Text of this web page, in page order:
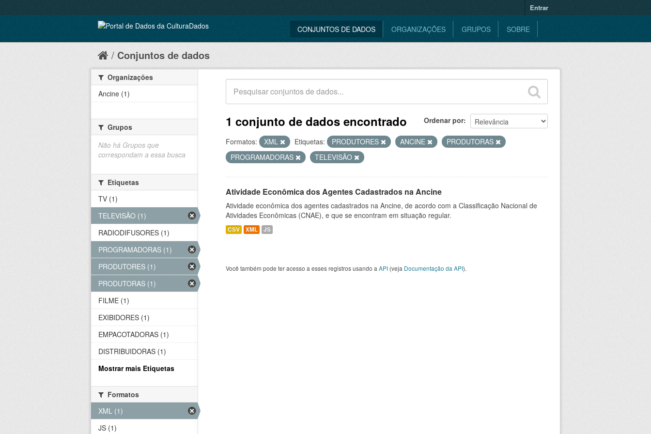
Entrar
CONJUNTOS DE DADOS ORGANIZAÇÕES GRUPOS SOBRE
Conjuntos de dados
Ordenar por
1 conjunto de dados encontrado
Formatos: XML Etiquetas: PRODUTORES ANCINE
PRODUTORAS
PROGRAMADORAS
TELEVISÃO
Atividade Econômica dos Agentes Cadastrados na Ancine
Atividade econômica dos agentes cadastrados na Ancine, de acordo com a Classificação Nacional de
Atividades Econômicas (CNAE), e que se encontram em situação regular.
CSV XML JS
Você também pode ter acesso a esses registros usando a API (veja Documentação da API).
Organizações
Ancine (1)
Grupos
Não há Grupos que
correspondam a essa busca
Etiquetas
TV (1)
TELEVISÃO (1)
RADIODIFUSORES (1)
PROGRAMADORAS (1)
PRODUTORES (1)
PRODUTORAS (1)
FILME (1)
EXIBIDORES (1)
EMPACOTADORAS (1)
DISTRIBUIDORAS (1)
Mostrar mais Etiquetas
Formatos
XML (1)
JS (1)